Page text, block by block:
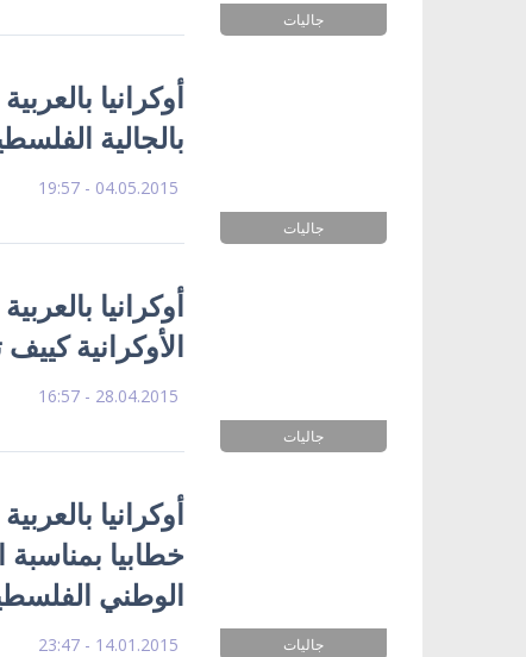
جاليات
جاليات
أوكرانيا
بالجالية
04.05.2015 - 19:57
جاليات
أوكرانيا
الأوكرانية
28.04.2015 - 16:57
جاليات
أوكرانيا
خطابيا بمناسبة
الوطني
14.01.2015 - 23:47